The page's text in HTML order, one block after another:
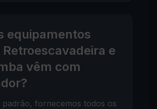
equipamentos
e
vêm com
padrão, fornecemos todos os